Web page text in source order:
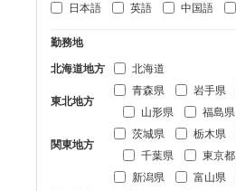
日本語
英語 中国語
勤務地
北海道地方
北海道
東北地方
青森県 岩手県
山形県
福島県
関東地方
茨城県 栃木県
千葉県
東京都
新潟県 富山県